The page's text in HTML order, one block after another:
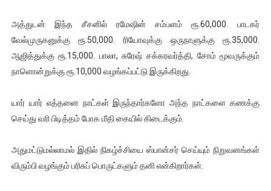
அத்துடன் இந்த சீசனில் ரமேஷின் சம்பளம் ரூ.60,000. பாடகர்
வேல்முருகனுக்கு ரூ.50,000. ரியோவுக்கு ஒருநாளுக்கு ரூ.35,000.
ஆஜித்துக்கு ரூ.15,000. பாலா, சுரேஷ் சக்கரவர்த்தி, சோம் மூவருக்கும்
நாளொன்றுக்கு ரூ.10,000 வழங்கப்பட்டு இருக்கிறது.
யார் யார் எத்தனை நாட்கள் இருந்தார்களோ அந்த நாட்களை கணக்கு
செய்து வரி பிடித்தம் போக மீதி கையில் கிடைக்கும்.
அதுமட்டுமல்லாமல் இதில் நிகழ்ச்சியை ஸ்பான்சர் செய்யும் நிறுவனங்கள்
விரும்பி வழங்கும் பரிசுப் பொருட்களும் தனி என்கிறார்கள்.